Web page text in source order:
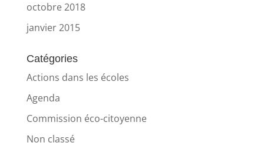
octobre 2018
janvier 2015
Catégories
Actions dans les écoles
Agenda
Commission éco-citoyenne
Non classé